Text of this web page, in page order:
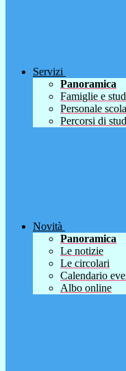
Servizi
Panoramica
Famiglie e
Personale
Percorsi di
Novità
Panoramica
Le notizie
Le circolari
Calendario
Albo online